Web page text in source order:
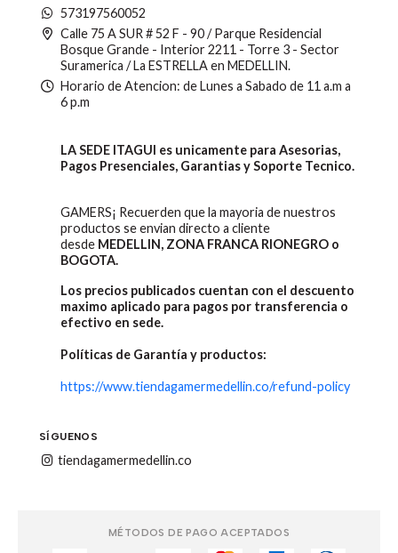
573197560052
Calle 75 A SUR # 52 F - 90 / Parque Residencial
Bosque Grande - Interior 2211 - Torre 3 - Sector
Suramerica / La ESTRELLA en MEDELLIN.
Horario de Atencion: de Lunes a Sabado de 11 a.m a
6 p.m
LA SEDE ITAGUI es unicamente para Asesorias,
Pagos Presenciales, Garantias y Soporte Tecnico.
GAMERS¡ Recuerden que la mayoria de nuestros
productos se envian directo a cliente
desde MEDELLIN, ZONA FRANCA RIONEGRO o
BOGOTA.
Los precios publicados cuentan con el descuento
maximo aplicado para pagos por transferencia o
efectivo en sede.
Políticas de Garantía y productos:
https://www.tiendagamermedellin.co/refund-policy
SÍGUENOS
tiendagamermedellin.co
MÉTODOS DE PAGO ACEPTADOS